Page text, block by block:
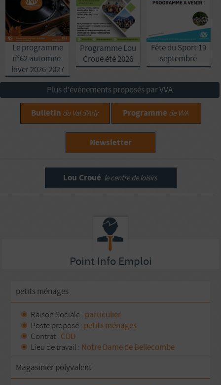
Le programme
n°62 automne-
hiver 2026-2027
Programme Lou
Croué été 2026
Fête du Sport 19
septembre
Plus d'événements proposés par VVA
Bulletin du Val d'Arly Programme de VVA
Newsletter
Lou Croué le centre de loisirs
Point Info Emploi
petits ménages
Raison Sociale : particulier
Poste proposé : petits ménages
Contrat : CDD
Lieu de travail : Notre Dame de Bellecombe
Magasinier polyvalent